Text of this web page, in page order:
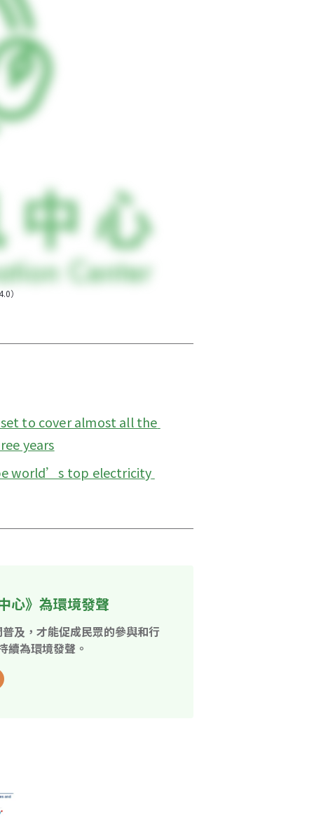
）
to cover almost all the
years
world’s top electricity
心》為環境發聲
及，才能促成民眾的參與和行
續為環境發聲。